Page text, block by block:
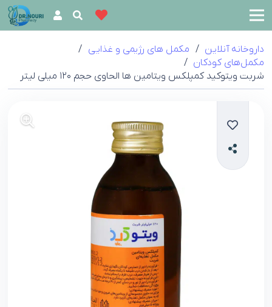
داروخانه آنلاین / مکمل‌ های رژیمی و غذایی /
مکمل‌های کودکان /
شربت ویتوکید کمپلکس ویتامین ها الحاوی حجم ۱۲۰ میلی لیتر